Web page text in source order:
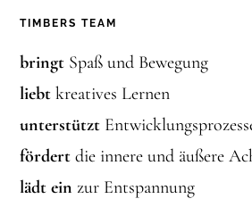
TIMBERS TEAM
bringt Spaß und Bewegung
liebt kreatives Lernen
unterstützt
fördert die innere und äußere
lädt ein zur Entspannung